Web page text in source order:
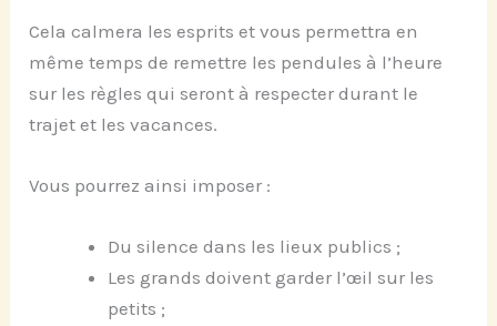
Cela calmera les esprits et vous permettra en
même temps de remettre les pendules à l’heure
sur les règles qui seront à respecter durant le
trajet et les vacances.
Vous pourrez ainsi imposer :
Du silence dans les lieux publics ;
Les grands doivent garder l’œil sur les
petits ;